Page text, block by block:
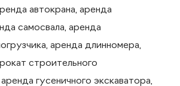
автокрана, аренда
самосвала, аренда
аренда длинномера,
строительного
гусеничного экскаватора,